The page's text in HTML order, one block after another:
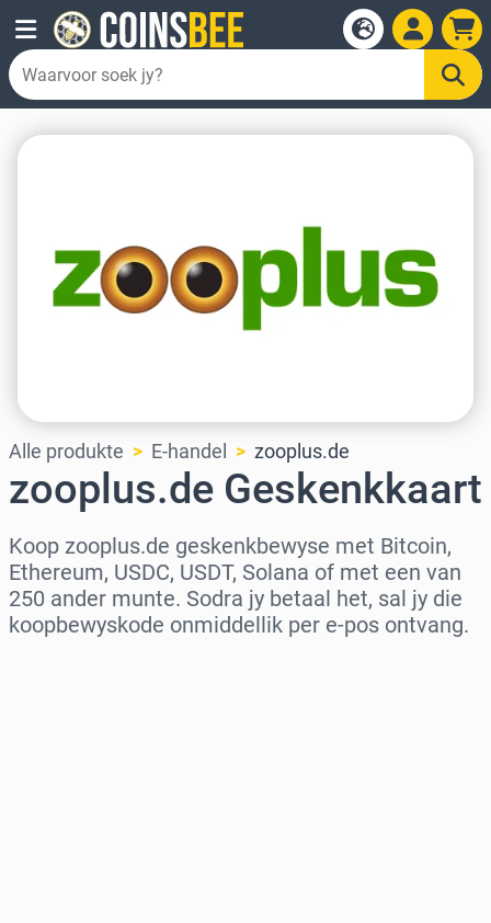
Alle produkte E-handel zooplus.de
zooplus.de Geskenkkaart
Koop zooplus.de geskenkbewyse met Bitcoin,
Ethereum, USDC, USDT, Solana of met een van
250 ander munte. Sodra jy betaal het, sal jy die
koopbewyskode onmiddellik per e-pos ontvang.